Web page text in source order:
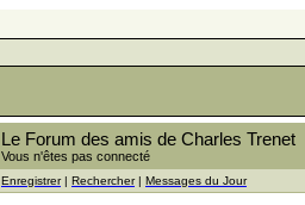
Le Forum des amis de Charles Trenet
Vous n'êtes pas connecté
Enregistrer| Rechercher| Messages du Jour